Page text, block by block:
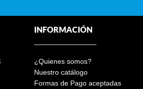
INFORMACIÓN
¿Quienes somos?
Nuestro catálogo
Formas de Pago aceptadas